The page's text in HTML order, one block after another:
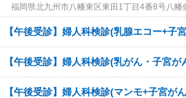
福岡県北九州市八幡東区東田1丁目4番8号八幡
【午後受診】婦人科検診(乳腺エコー+子
【午後受診】婦人科検診(乳がん・子宮が
【午後受診】婦人科検診(マンモ+子宮が